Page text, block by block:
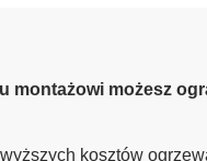
Z
montażowi możesz
kosztów